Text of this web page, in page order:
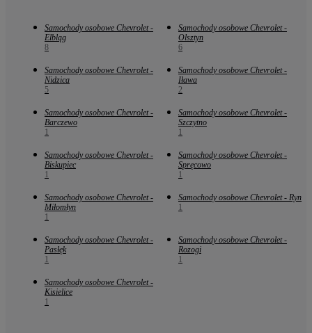
Samochody osobowe Chevrolet -
Elbląg
8
Samochody osobowe Chevrolet -
Olsztyn
6
Samochody osobowe Chevrolet -
Nidzica
5
Samochody osobowe Chevrolet -
Iława
2
Samochody osobowe Chevrolet -
Barczewo
1
Samochody osobowe Chevrolet -
Szczytno
1
Samochody osobowe Chevrolet -
Biskupiec
1
Samochody osobowe Chevrolet -
Spręcowo
1
Samochody osobowe Chevrolet -
Miłomłyn
1
Samochody osobowe Chevrolet - Ryn
1
Samochody osobowe Chevrolet -
Pasłęk
1
Samochody osobowe Chevrolet -
Rozogi
1
Samochody osobowe Chevrolet -
Kisielice
1